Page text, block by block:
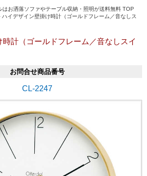
はお洒落ソファやテーブル収納・照明が送料無料 TOP
ハイデザイン壁掛け時計（ゴールドフレーム／音なしス
計（ゴールドフレーム／音なしスイ
お問合せ商品番号
CL-2247